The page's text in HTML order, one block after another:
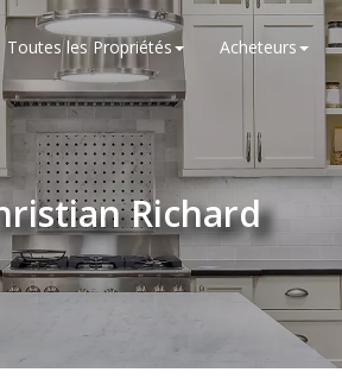
Toutes les Propriétés Acheteurs
Richard